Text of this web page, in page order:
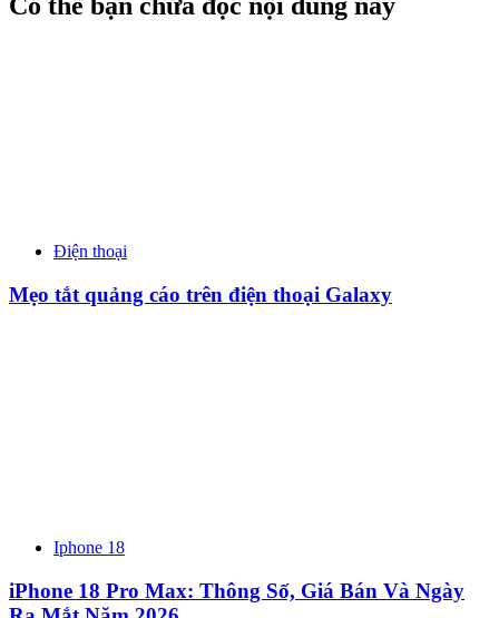
Điện thoại
Mẹo tắt quảng cáo trên điện thoại Galaxy
Iphone 18
iPhone 18 Pro Max: Thông Số, Giá Bán Và Ngày